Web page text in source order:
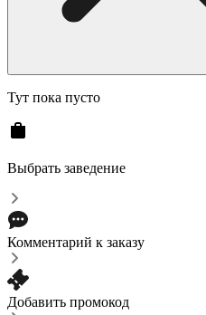
Тут пока пусто
Выбрать заведение
Комментарий к заказу
Добавить промокод